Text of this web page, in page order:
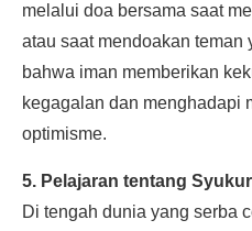
melalui doa bersama saat
atau saat mendoakan teman
bahwa iman memberikan
kegagalan dan menghadapi
optimisme.
5. Pelajaran tentang
Di tengah dunia yang serba